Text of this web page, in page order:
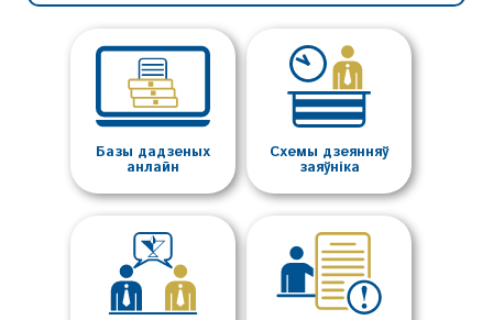
Базы дадзеных
анлайн
Схемы дзеянняў
заяўніка